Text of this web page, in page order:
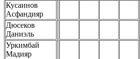
Кусаинов
Асфандияр
Дюсеков
Даниэль
Уркимбай
Мадияр